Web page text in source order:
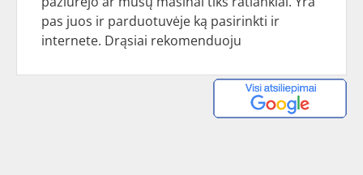
pas juos ir parduotuvėje ką pasirinkti ir
internete. Drąsiai rekomenduoju